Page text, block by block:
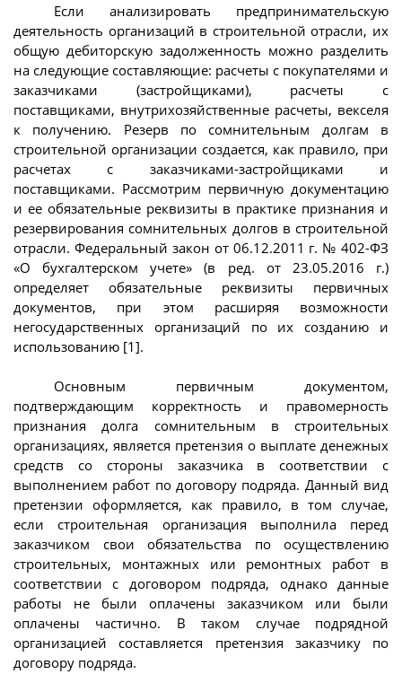
Если анализировать предпринимательскую
деятельность организаций в строительной отрасли, их
общую дебиторскую задолженность можно разделить
на следующие составляющие: расчеты с покупателями и
заказчиками (застройщиками), расчеты с
поставщиками, внутрихозяйственные расчеты, векселя
к получению. Резерв по сомнительным долгам в
строительной организации создается, как правило, при
расчетах с заказчиками-застройщиками и
поставщиками. Рассмотрим первичную документацию
и ее обязательные реквизиты в практике признания и
резервирования сомнительных долгов в строительной
отрасли. Федеральный закон от 06.12.2011 г. № 402-ФЗ
«О бухгалтерском учете» (в ред. от 23.05.2016 г.)
определяет обязательные реквизиты первичных
документов, при этом расширяя возможности
негосударственных организаций по их созданию и
использованию [1].
Основным первичным документом,
подтверждающим корректность и правомерность
признания долга сомнительным в строительных
организациях, является претензия о выплате денежных
средств со стороны заказчика в соответствии с
выполнением работ по договору подряда. Данный вид
претензии оформляется, как правило, в том случае,
если строительная организация выполнила перед
заказчиком свои обязательства по осуществлению
строительных, монтажных или ремонтных работ в
соответствии с договором подряда, однако данные
работы не были оплачены заказчиком или были
оплачены частично. В таком случае подрядной
организацией составляется претензия заказчику по
договору подряда.